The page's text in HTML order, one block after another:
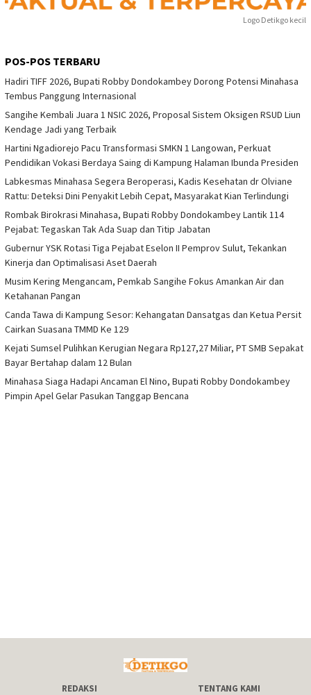
Logo Detikgo kecil
POS-POS TERBARU
Hadiri TIFF 2026, Bupati Robby Dondokambey Dorong Potensi Minahasa
Tembus Panggung Internasional
Sangihe Kembali Juara 1 NSIC 2026, Proposal Sistem Oksigen RSUD Liun
Kendage Jadi yang Terbaik
Hartini Ngadiorejo Pacu Transformasi SMKN 1 Langowan, Perkuat
Pendidikan Vokasi Berdaya Saing di Kampung Halaman Ibunda Presiden
Labkesmas Minahasa Segera Beroperasi, Kadis Kesehatan dr Olviane
Rattu: Deteksi Dini Penyakit Lebih Cepat, Masyarakat Kian Terlindungi
Rombak Birokrasi Minahasa, Bupati Robby Dondokambey Lantik 114
Pejabat: Tegaskan Tak Ada Suap dan Titip Jabatan
Gubernur YSK Rotasi Tiga Pejabat Eselon II Pemprov Sulut, Tekankan
Kinerja dan Optimalisasi Aset Daerah
Musim Kering Mengancam, Pemkab Sangihe Fokus Amankan Air dan
Ketahanan Pangan
Canda Tawa di Kampung Sesor: Kehangatan Dansatgas dan Ketua Persit
Cairkan Suasana TMMD Ke 129
Kejati Sumsel Pulihkan Kerugian Negara Rp127,27 Miliar, PT SMB Sepakat
Bayar Bertahap dalam 12 Bulan
Minahasa Siaga Hadapi Ancaman El Nino, Bupati Robby Dondokambey
Pimpin Apel Gelar Pasukan Tanggap Bencana
REDAKSI TENTANG KAMI